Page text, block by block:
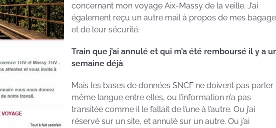
concernant mon voyage Aix-Massy de la veille. J’ai
également reçu un autre mail à propos de mes
et de leur sécurité.
Train que j’ai annulé et qui m’a été remboursé il y a
semaine déjà.
Mais les bases de données SNCF ne doivent pas parler
même langue entre elles, ou l’information n’a pas
transitée comme il le fallait de l’une à l’autre. Ou j’ai
réservé sur un site, et annulé sur un autre. Ou j’ai